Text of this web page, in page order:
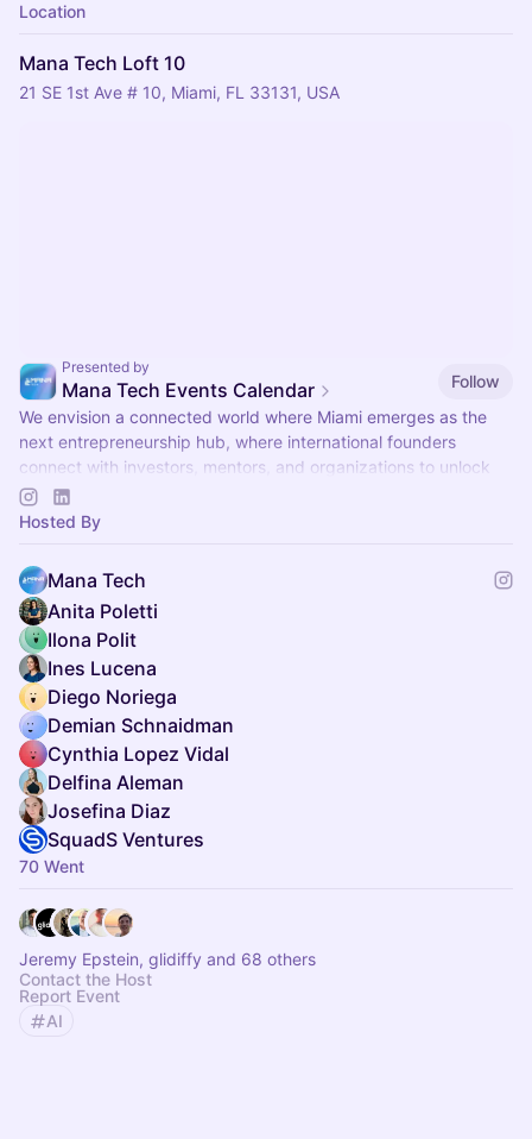
Location
Mana Tech Loft 10
21 SE 1st Ave # 10, Miami, FL 33131, USA
Presented by
Mana Tech Events Calendar
Follow
We envision a connected world where Miami emerges as the
next entrepreneurship hub, where international founders
connect with investors, mentors, and organizations to unlock
their full potential.
Hosted By
Mana Tech
Anita Poletti
Ilona Polit
Ines Lucena
Diego Noriega
Demian Schnaidman
Cynthia Lopez Vidal
Delfina Aleman
Josefina Diaz
SquadS Ventures
70 Went
Jeremy Epstein, glidiffy and 68 others
Contact the Host
Report Event
AI